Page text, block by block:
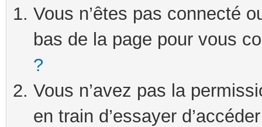
Vous n’êtes pas connecté
bas de la page pour vous
?
Vous n’avez pas la
en train d’essayer